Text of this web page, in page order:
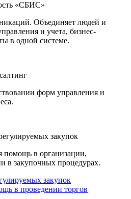
«СБИС»
Объединяет людей и
и учета, бизнес-
в одной системе.
форм управления и
закупок
помощь в организации,
в закупочных процедурах.
закупок
в проведении торгов